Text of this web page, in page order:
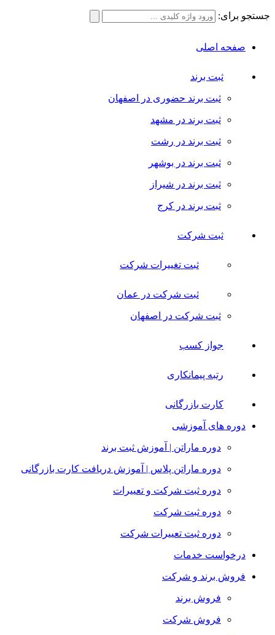
جستجو برای:
صفحه اصلی
ثبت برند
ثبت برند حضوری در اصفهان
ثبت برند در مشهد
ثبت برند در رشت
ثبت برند در بوشهر
ثبت برند در شیراز
ثبت برند در کرج
ثبت شرکت
ثبت تغییرات شرکت
ثبت شرکت در عمان
ثبت شرکت در اصفهان
جواز کسب
رتبه پیمانکاری
کارت بازرگانی
دوره های آموزشی
دوره ماراتن | آموزش ثبت برند
دوره ماراتن پلاس | آموزش دریافت کارت بازرگانی
دوره ثبت شرکت و تعییرات
دوره ثبت شرکت
دوره ثبت تعییرات شرکت
درخواست خدمات
فروش برند و شرکت
فروش برند
فروش شرکت